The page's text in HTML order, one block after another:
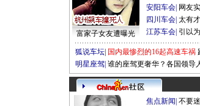
富家子女友遭曝光
安阳车会 网友
四川车会 太有
江苏车会 引以
狐说车坛 国内最惨烈的16起高速车祸
明星座驾 谁的座驾更奢华？各国领导
焦点新闻 不要